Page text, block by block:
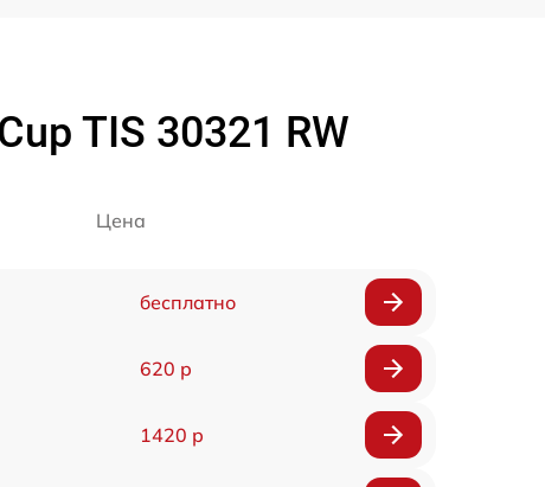
TIS 30321 RW
Цена
бесплатно
620 р
1420 р